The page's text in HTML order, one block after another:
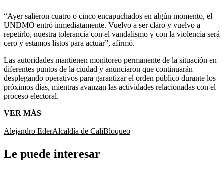
“Ayer salieron cuatro o cinco encapuchados en algún momento, el
UNDMO entró inmediatamente. Vuelvo a ser claro y vuelvo a
repetirlo, nuestra tolerancia con el vandalismo y con la violencia será
cero y estamos listos para actuar”, afirmó.
Las autoridades mantienen monitoreo permanente de la situación en
diferentes puntos de la ciudad y anunciaron que continuarán
desplegando operativos para garantizar el orden público durante los
próximos días, mientras avanzan las actividades relacionadas con el
proceso electoral.
VER MÁS
Alejandro EderAlcaldía de CaliBloqueo
Le puede interesar